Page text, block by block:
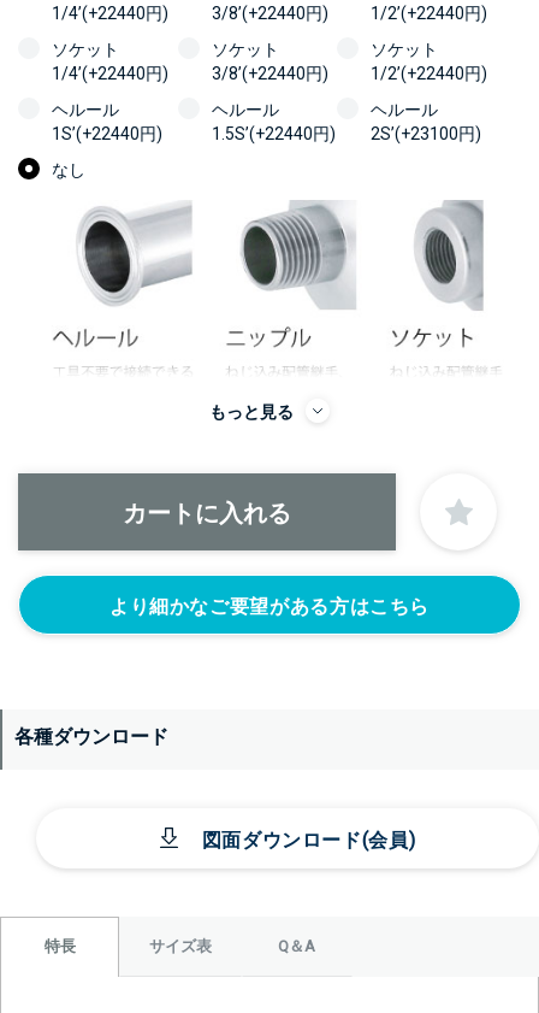
1/4’(+22440円)
3/8’(+22440円)
1/2’(+22440円)
ソケット
1/4’(+22440円)
ソケット
3/8’(+22440円)
ソケット
1/2’(+22440円)
ヘルール
1S’(+22440円)
ヘルール
1.5S’(+22440円)
ヘルール
2S’(+23100円)
なし
正面側の下部にノズルをつける
ニップル
1/4’(+22440円)
ニップル
3/8’(+22440円)
ニップル
1/2’(+22440円)
ソケット
1/4’(+22440円)
ソケット
3/8’(+22440円)
ソケット
1/2’(+22440円)
もっと見る
より細かなご要望がある方はこちら
各種ダウンロード
図面ダウンロード(会員)
特長 サイズ表 Q＆A